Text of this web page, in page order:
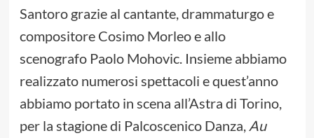
Santoro grazie al cantante, drammaturgo e
compositore Cosimo Morleo e allo
scenografo Paolo Mohovic. Insieme abbiamo
realizzato numerosi spettacoli e quest’anno
abbiamo portato in scena all’Astra di Torino,
per la stagione di Palcoscenico Danza, Au